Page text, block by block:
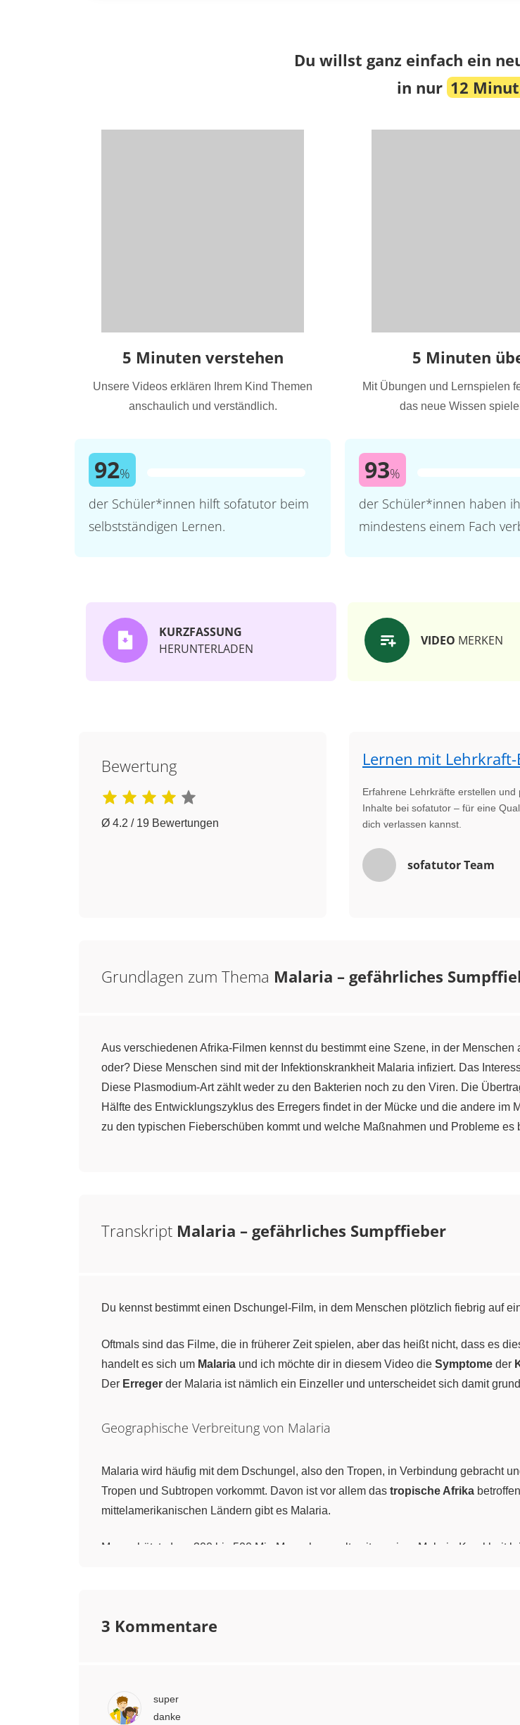
Du willst ganz einfach ein
in nur 12
5 Minuten verstehen
Unsere Videos erklären Ihrem Kind Themen
anschaulich und verständlich.
92%
der Schüler*innen hilft sofatutor beim
selbstständigen Lernen.
5 Minuten
Mit Übungen und Lernspielen
das neue Wissen
93%
der Schüler*innen haben
mindestens einem Fach
KURZFASSUNG
HERUNTERLADEN
VIDEO MERKEN
Bewertung
Ø 4.2 / 19 Bewertungen
Lernen mit
Erfahrene Lehrkräfte erstellen und
Inhalte bei sofatutor – für eine
dich verlassen kannst.
sofatutor Team
Grundlagen zum Thema Malaria – gefährliches
Aus verschiedenen Afrika-Filmen kennst du bestimmt eine Szene, in der
oder? Diese Menschen sind mit der Infektionskrankheit Malaria infiziert. Das
Diese Plasmodium-Art zählt weder zu den Bakterien noch zu den Viren. Die
Hälfte des Entwicklungszyklus des Erregers findet in der Mücke und die andere
zu den typischen Fieberschüben kommt und welche Maßnahmen und Probleme es
Transkript Malaria – gefährliches Sumpffieber
Du kennst bestimmt einen Dschungel-Film, in dem Menschen plötzlich fiebrig auf
Oftmals sind das Filme, die in früherer Zeit spielen, aber das heißt nicht, dass es
handelt es sich um Malaria und ich möchte dir in diesem Video die Symptome der
Der Erreger der Malaria ist nämlich ein Einzeller und unterscheidet sich damit
Geographische Verbreitung von Malaria
Malaria wird häufig mit dem Dschungel, also den Tropen, in Verbindung gebracht
Tropen und Subtropen vorkommt. Davon ist vor allem das tropische Afrika
mittelamerikanischen Ländern gibt es Malaria.
Man schätzt, dass 300 bis 500 Mio Menschen weltweit an einer Malaria-Krankheit
wiederholen.
3 Kommentare
super
danke